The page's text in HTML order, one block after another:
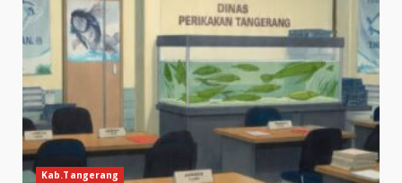
Kab.Tangerang